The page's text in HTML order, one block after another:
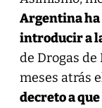
Argentina ha
introducir a
de Drogas de
meses atrás
decreto a